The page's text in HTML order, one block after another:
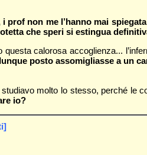
prof non me l’hanno mai spiegata
che speri si estingua
calorosa accoglienza...
posto assomigliasse a un
molto lo stesso, perché le
io?